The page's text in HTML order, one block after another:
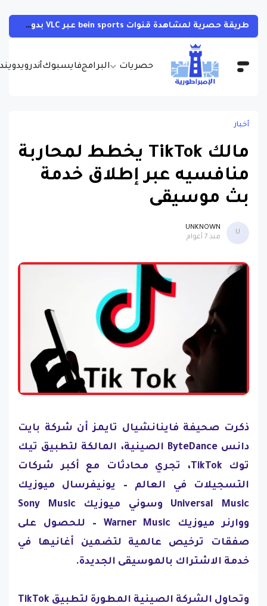
حصريات البرامجفايسبوكأندرويد
طريقة حصرية لمشاهدة قنوات bein sports عبر VLC بدون تقطيع للحواسيب والهواتف
أخبار
مالك TikTok يخطط لمحاربة
منافسيه عبر إطلاق خدمة
بث موسيقى
U
UNKNOWN
منذ 7 أعوام
ذكرت صحيفة فاينانشيال تايمز أن شركة بايت
دانس ByteDance الصينية، المالكة لتطبيق تيك
توك TikTok، تجري محادثات مع أكبر شركات
التسجيلات في العالم – يونيفرسال ميوزيك
Universal Music وسوني ميوزيك Sony Music
ووارنر ميوزيك Warner Music – للحصول على
صفقات ترخيص عالمية لتضمين أغانيها في
خدمة الاشتراك بالموسيقى الجديدة.
وتحاول الشركة الصينية المطورة لتطبيق TikTok